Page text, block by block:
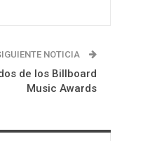
NOTICIA
de los Billboard
Music Awards